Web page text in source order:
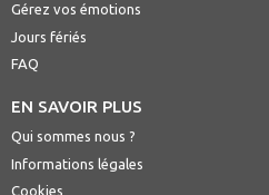
Gérez vos émotions
Jours fériés
FAQ
EN SAVOIR PLUS
Qui sommes nous ?
Informations légales
Cookies